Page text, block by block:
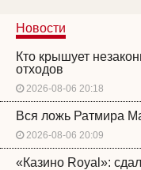
Новости
Кто крышует
отходов
2026-08-06 20:18
Вся ложь Ратмира
2026-08-06 20:09
«Казино Royal»: